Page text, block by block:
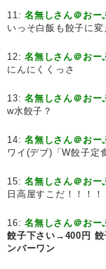
11:名無しさん＠おー
いっそ白飯も餃子に
12:名無しさん＠おー
にんにくくっさ
13:名無しさん＠おー
w水餃子？
14:名無しさん＠おー
ワイ(デブ)「W餃子定
15:名無しさん＠おー
日高屋すこだ！！！！
16:名無しさん＠おー
餃子下さい→400円
ンバーワン